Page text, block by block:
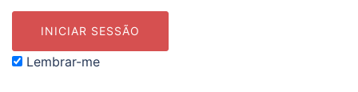
Lembrar-me